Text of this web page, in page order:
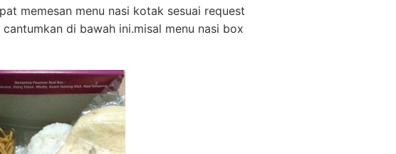
memesan menu nasi kotak sesuai request
di bawah ini.misal menu nasi box